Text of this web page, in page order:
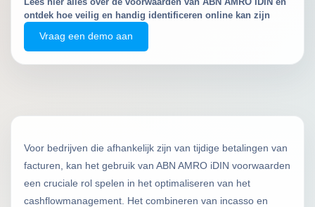
ontdek hoe veilig en handig identificeren online kan zijn
Vraag een demo aan
Voor bedrijven die afhankelijk zijn van tijdige betalingen van
facturen, kan het gebruik van ABN AMRO iDIN voorwaarden
een cruciale rol spelen in het optimaliseren van het
cashflowmanagement. Het combineren van incasso en